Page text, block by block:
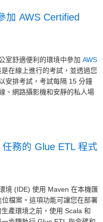
加 AWS Certified
室舒適便利的環境中參加 AWS
是在線上進行的考試，並透過您
安排考試，考試每隔 15 分鐘
、網路攝影機和安靜的私人場
務的 Glue ETL 程式
境 (IDE) 使用 Maven 在本機匯
檔案。這項功能可讓您在部署
產環境之前，使用 Scala 和